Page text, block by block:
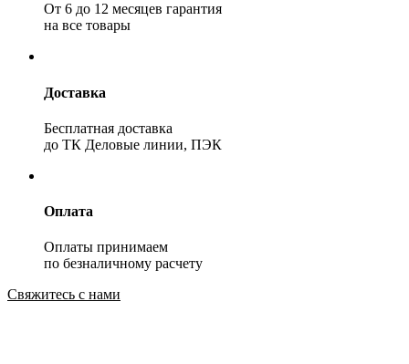
От 6 до 12 месяцев гарантия
на все товары
Доставка
Бесплатная доставка
до ТК Деловые линии, ПЭК
Оплата
Оплаты принимаем
по безналичному расчету
Свяжитесь с нами